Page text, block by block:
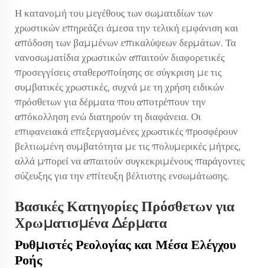
Η κατανομή του μεγέθους των σωματιδίων των
χρωστικών επηρεάζει άμεσα την τελική εμφάνιση και
απόδοση των βαμμένων επικαλύψεων δερμάτων. Τα
νανοσωματίδια χρωστικών απαιτούν διαφορετικές
προσεγγίσεις σταθεροποίησης σε σύγκριση με τις
συμβατικές χρωστικές, συχνά με τη χρήση ειδικών
πρόσθετων για δέρματα που αποτρέπουν την
απόκολληση ενώ διατηρούν τη διαφάνεια. Οι
επιφανειακά επεξεργασμένες χρωστικές προσφέρουν
βελτιωμένη συμβατότητα με τις πολυμερικές μήτρες,
αλλά μπορεί να απαιτούν συγκεκριμένους παράγοντες
σύζευξης για την επίτευξη βέλτιστης ενσωμάτωσης.
Βασικές Κατηγορίες Πρόσθετων για
Χρωματισμένα Δέρματα
Ρυθμιστές Ρεολογίας και Μέσα Ελέγχου
Ροής